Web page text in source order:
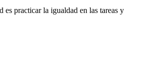
es practicar la igualdad en las tareas y